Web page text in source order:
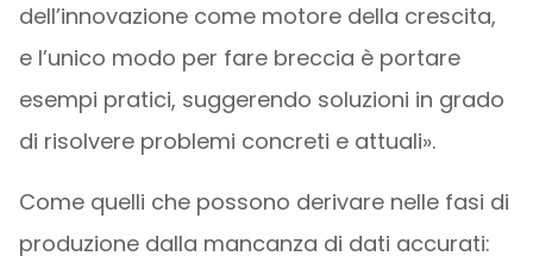
dell’innovazione come motore della crescita,
e l’unico modo per fare breccia è portare
esempi pratici, suggerendo soluzioni in grado
di risolvere problemi concreti e attuali».
Come quelli che possono derivare nelle fasi di
produzione dalla mancanza di dati accurati: